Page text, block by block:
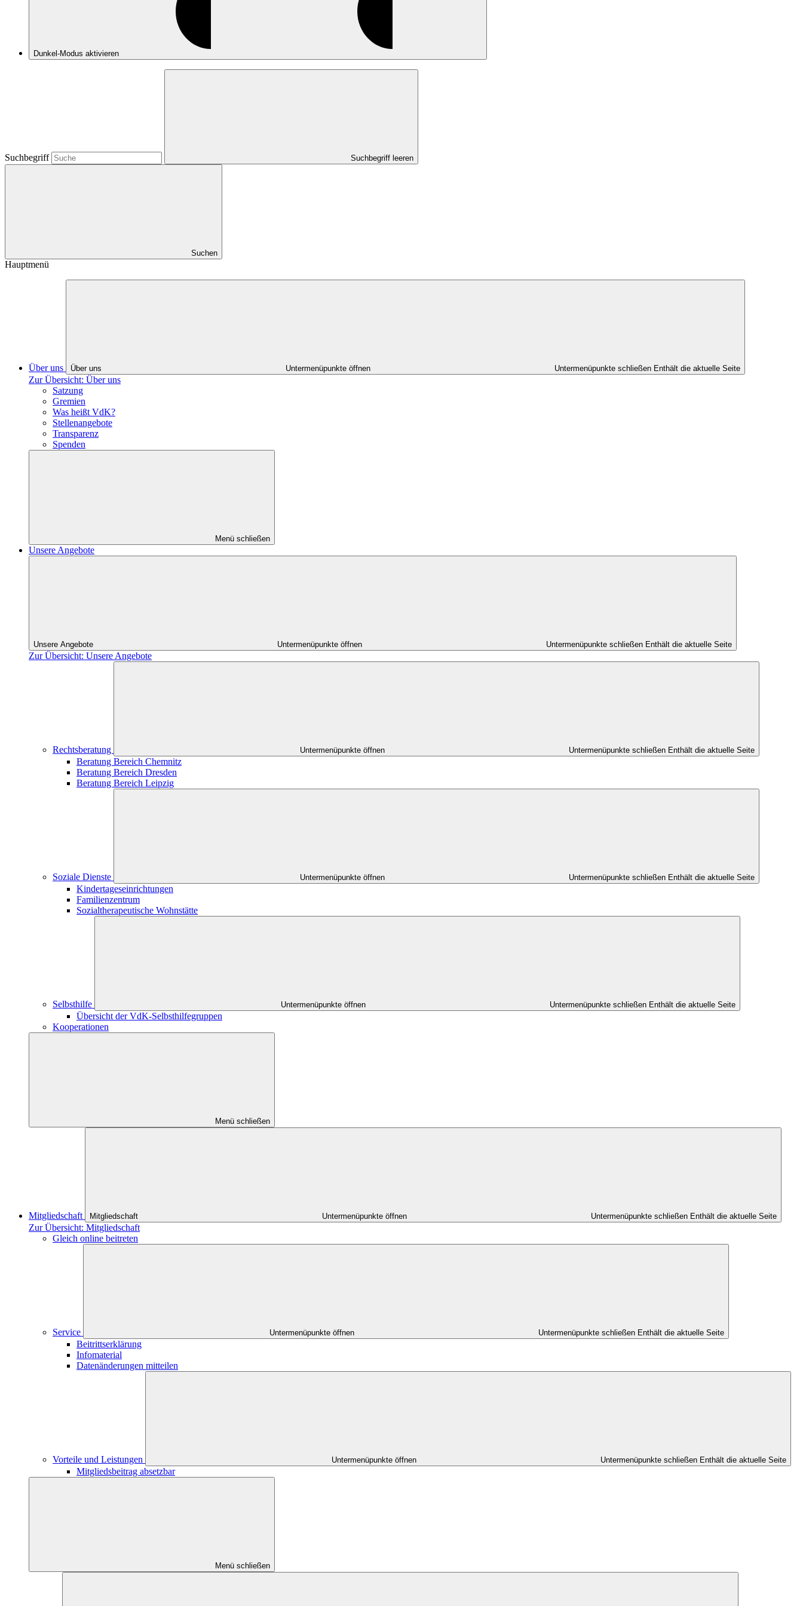
Dunkel-Modus aktivieren
Suchbegriff Suchbegriff leeren
Suchen
Hauptmenü
Über uns Über uns Untermenüpunkte öffnen Untermenüpunkte schließen Enthält die aktuelle Seite
Zur Übersicht: Über uns
Satzung
Gremien
Was heißt VdK?
Stellenangebote
Transparenz
Spenden
Menü schließen
Unsere Angebote
Unsere Angebote Untermenüpunkte öffnen Untermenüpunkte schließen Enthält die aktuelle Seite
Zur Übersicht: Unsere Angebote
Rechtsberatung Untermenüpunkte öffnen Untermenüpunkte schließen Enthält die aktuelle Seite
Beratung Bereich Chemnitz
Beratung Bereich Dresden
Beratung Bereich Leipzig
Soziale Dienste Untermenüpunkte öffnen Untermenüpunkte schließen Enthält die aktuelle Seite
Kindertageseinrichtungen
Familienzentrum
Sozialtherapeutische Wohnstätte
Selbsthilfe Untermenüpunkte öffnen Untermenüpunkte schließen Enthält die aktuelle Seite
Übersicht der VdK-Selbsthilfegruppen
Kooperationen
Menü schließen
Mitgliedschaft Mitgliedschaft Untermenüpunkte öffnen Untermenüpunkte schließen Enthält die aktuelle Seite
Zur Übersicht: Mitgliedschaft
Gleich online beitreten
Service Untermenüpunkte öffnen Untermenüpunkte schließen Enthält die aktuelle Seite
Beitrittserklärung
Infomaterial
Datenänderungen mitteilen
Vorteile und Leistungen Untermenüpunkte öffnen Untermenüpunkte schließen Enthält die aktuelle Seite
Mitgliedsbeitrag absetzbar
Menü schließen